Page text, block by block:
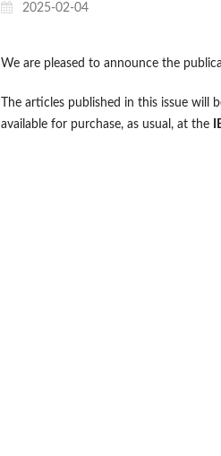
2025-02-04
We are pleased to announce the
The articles published in this issue will
available for purchase, as usual, at the